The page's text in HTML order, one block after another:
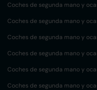
Coches de segunda mano y
Coches de segunda mano y
Coches de segunda mano y
Coches de segunda mano y
Coches de segunda mano y
Coches de segunda mano y